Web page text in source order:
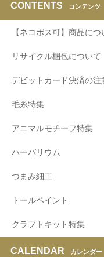
CONTENTS コンテンツ
【ネコポス可】商品につ
リサイクル梱包について
デビットカード決済の注
毛糸特集
アニマルモチーフ特集
ハーバリウム
つまみ細工
トールペイント
クラフトキット特集
CALENDAR カレンダー